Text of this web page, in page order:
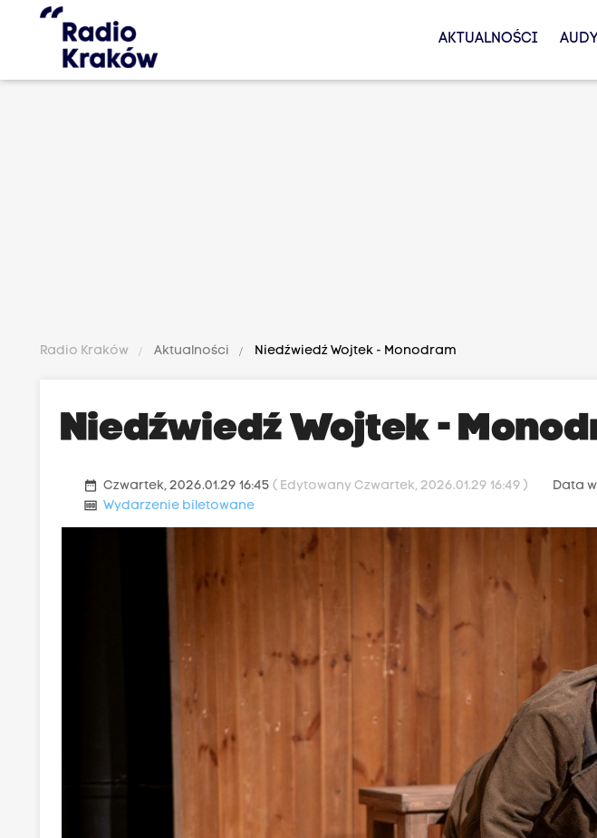
AKTUALNOŚCI
Radio Kraków Aktualności Niedźwiedź Wojtek - Monodram
Niedźwiedź Wojtek -
date_range Czwartek, 2026.01.29 16:45( Edytowany Czwartek, 2026.01.29 16:49 ) Data
money Wydarzenie biletowane